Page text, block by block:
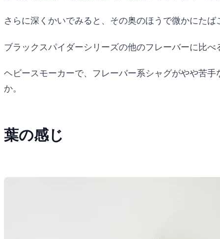
さらに深くかいでみると、その奥のほうで微かにた
ブラックスパイダーシリーズの他のフレーバーに比
ヘビースモーカーで、フレーバー系シャグがやや苦
か。
葉の感じ